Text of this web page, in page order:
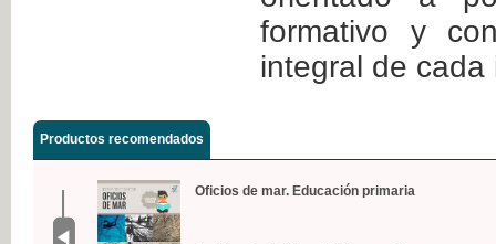
formativo y
integral de cada
Productos recomendados
Oficios de mar. Educación primaria